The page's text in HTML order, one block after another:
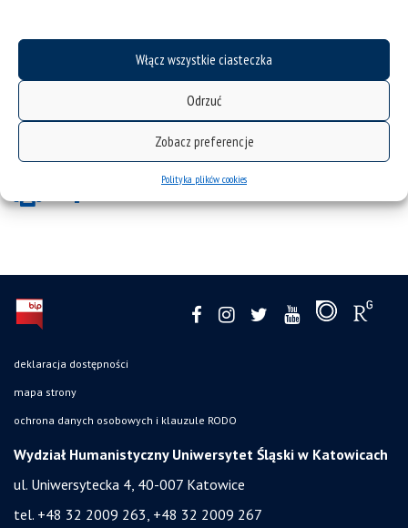
Włącz wszystkie ciasteczka
Odrzuć
Zobacz preferencje
Polityka plików cookies
deklaracja dostępności
mapa strony
ochrona danych osobowych i klauzule RODO
Wydział Humanistyczny Uniwersytet Śląski w Katowicach
ul. Uniwersytecka 4, 40-007 Katowice
tel. +48 32 2009 263, +48 32 2009 267